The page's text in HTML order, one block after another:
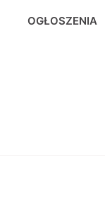
OGŁOSZENIA